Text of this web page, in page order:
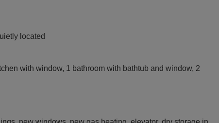
located
with window, 1 bathroom with bathtub and window, 2